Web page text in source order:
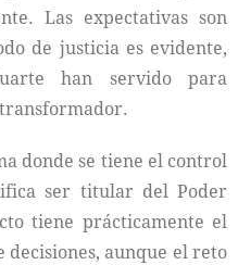
Las expectativas son
de justicia es evidente,
han servido para
donde se tiene el control
ser titular del Poder
tiene prácticamente el
aunque el reto